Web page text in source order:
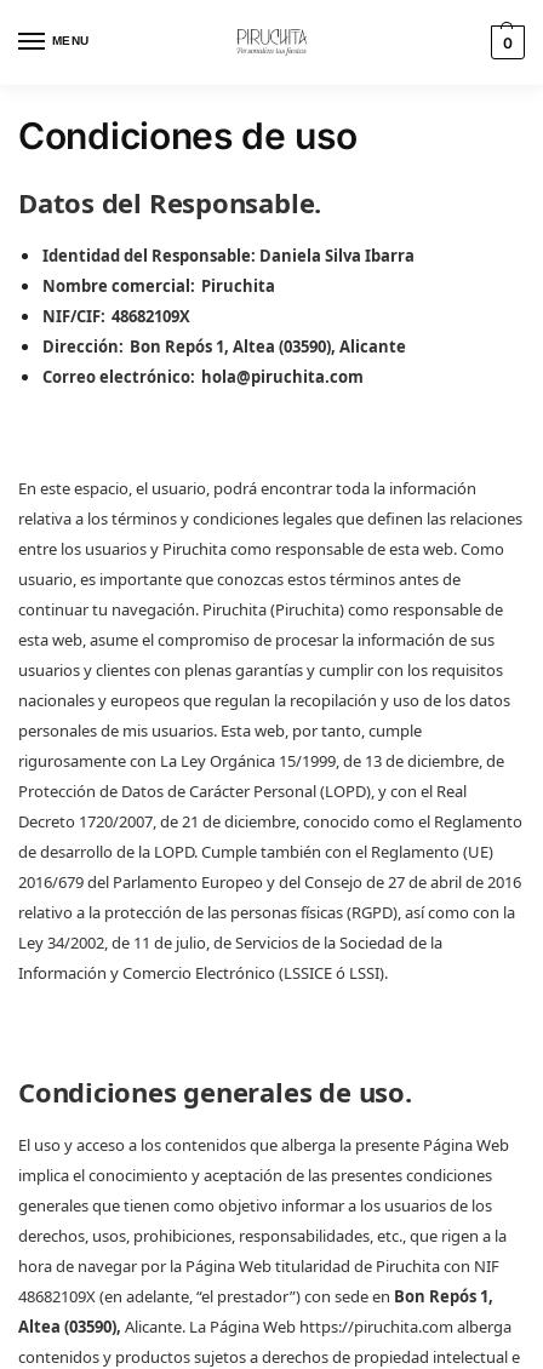
MENU 0
Condiciones de uso
Datos del Responsable.
Identidad del Responsable: Daniela Silva Ibarra
Nombre comercial: Piruchita
NIF/CIF: 48682109X
Dirección: Bon Repós 1, Altea (03590), Alicante
Correo electrónico: hola@piruchita.com
En este espacio, el usuario, podrá encontrar toda la información
relativa a los términos y condiciones legales que definen las relaciones
entre los usuarios y Piruchita como responsable de esta web. Como
usuario, es importante que conozcas estos términos antes de
continuar tu navegación. Piruchita (Piruchita) como responsable de
esta web, asume el compromiso de procesar la información de sus
usuarios y clientes con plenas garantías y cumplir con los requisitos
nacionales y europeos que regulan la recopilación y uso de los datos
personales de mis usuarios. Esta web, por tanto, cumple
rigurosamente con La Ley Orgánica 15/1999, de 13 de diciembre, de
Protección de Datos de Carácter Personal (LOPD), y con el Real
Decreto 1720/2007, de 21 de diciembre, conocido como el Reglamento
de desarrollo de la LOPD. Cumple también con el Reglamento (UE)
2016/679 del Parlamento Europeo y del Consejo de 27 de abril de 2016
relativo a la protección de las personas físicas (RGPD), así como con la
Ley 34/2002, de 11 de julio, de Servicios de la Sociedad de la
Información y Comercio Electrónico (LSSICE ó LSSI).
Condiciones generales de uso.
El uso y acceso a los contenidos que alberga la presente Página Web
implica el conocimiento y aceptación de las presentes condiciones
generales que tienen como objetivo informar a los usuarios de los
derechos, usos, prohibiciones, responsabilidades, etc., que rigen a la
hora de navegar por la Página Web titularidad de Piruchita con NIF
48682109X(en adelante, “el prestador”) con sede en Bon Repós 1,
Altea (03590), Alicante. La Página Web https://piruchita.com alberga
contenidos y productos sujetos a derechos de propiedad intelectual e